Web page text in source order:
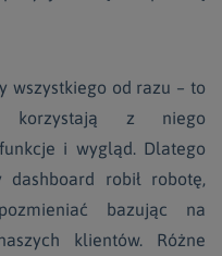
wszystkiego od razu – to
z niego
i wygląd. Dlatego
robił robotę,
bazując na
klientów. Różne